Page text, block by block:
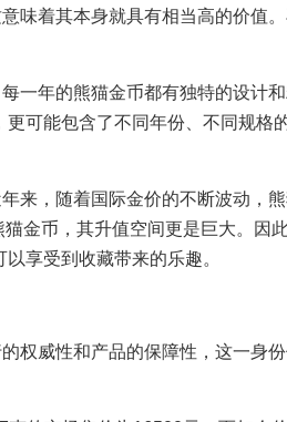
味着其本身就具有相当高的价值
一年的熊猫金币都有独特的设计
可能包含了不同年份、不同规格
来，随着国际金价的不断波动，
金币，其升值空间更是巨大。因
享受到收藏带来的乐趣。
权威性和产品的保障性，这一身